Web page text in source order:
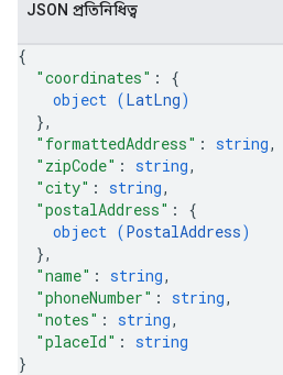
JSON প্রতিনিধিত্ব
{
"coordinates" : {
object (LatLng)
},
"formattedAddress" : string,
"zipCode" : string,
"city" : string,
"postalAddress" : {
object (PostalAddress)
},
"name" : string,
"phoneNumber" : string,
"notes" : string,
"placeId" : string
}